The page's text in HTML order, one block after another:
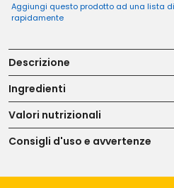
Aggiungi questo prodotto ad una lista
rapidamente
Descrizione
Ingredienti
Valori nutrizionali
Consigli d'uso e avvertenze